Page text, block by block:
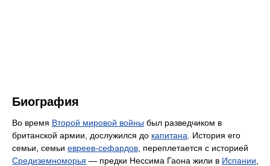
Биография
Во время Второй мировой войны был разведчиком в
британской армии, дослужился до капитана . История его
семьи, семьи евреев-сефардов , переплетается с историей
Средиземноморья — предки Нессима Гаона жили в Испании